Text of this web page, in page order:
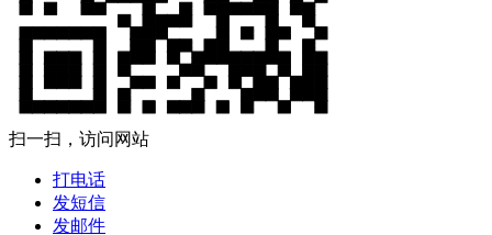
扫一扫，访问网站
打电话
发短信
发邮件